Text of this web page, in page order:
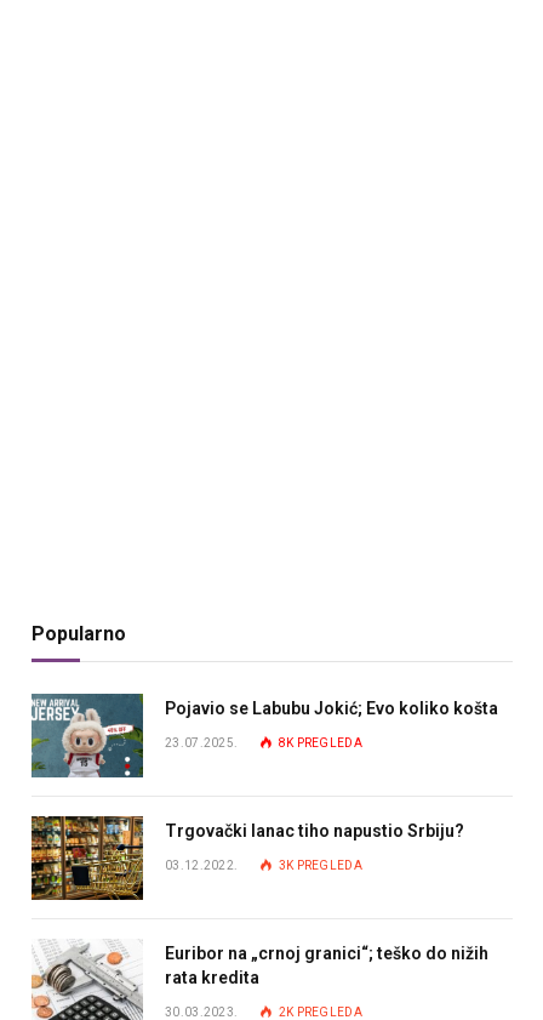
Popularno
Pojavio se Labubu Jokić; Evo koliko košta
23.07.2025. 8K PREGLEDA
Trgovački lanac tiho napustio Srbiju?
03.12.2022. 3K PREGLEDA
Euribor na „crnoj granici“; teško do nižih
rata kredita
30.03.2023. 2K PREGLEDA